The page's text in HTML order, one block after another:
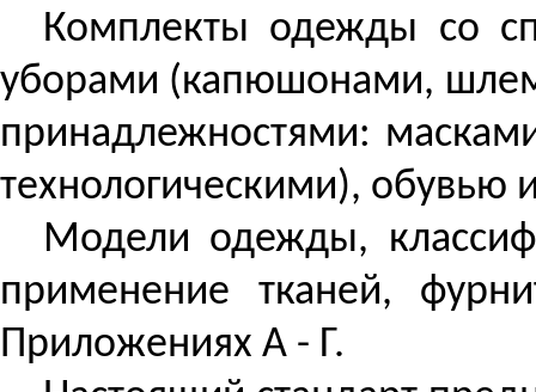
Комплекты одежды со
уборами (капюшонами,
принадлежностями:
технологическими), обувью
Модели одежды,
применение тканей,
Приложениях А - Г.